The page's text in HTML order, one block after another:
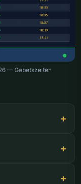
— Gebetszeiten